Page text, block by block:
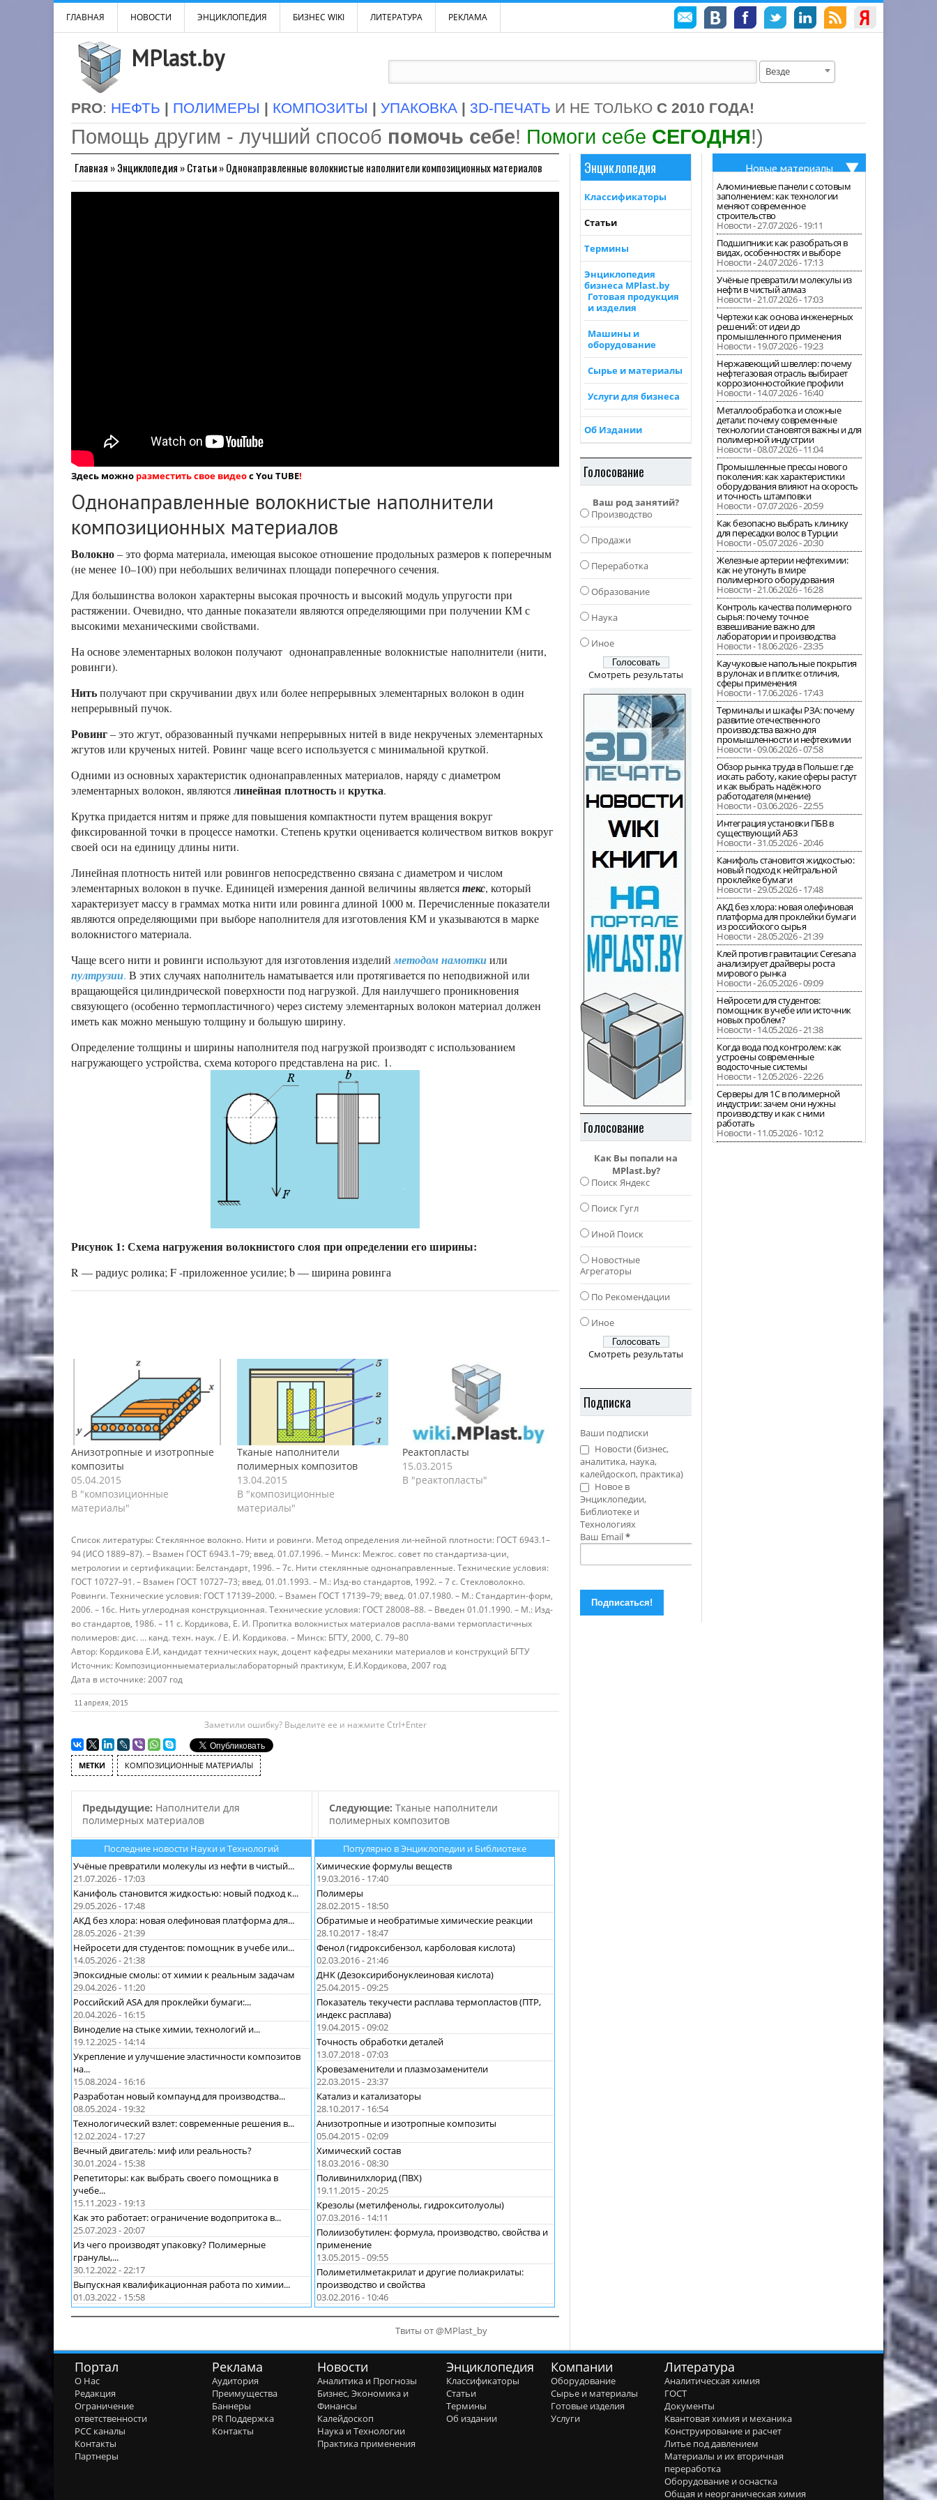
ГЛАВНАЯ НОВОСТИ ЭНЦИКЛОПЕДИЯ БИЗНЕС WIKI ЛИТЕРАТУРА РЕКЛАМА
MPlast.by Везде
PRO: НЕФТЬ | ПОЛИМЕРЫ | КОМПОЗИТЫ | УПАКОВКА | 3D-ПЕЧАТЬ И НЕ ТОЛЬКО С 2010 ГОДА!
Помощь другим - лучший способ помочь себе! Помоги себе СЕГОДНЯ!)
Главная »Энциклопедия »Статьи»Однонаправленные волокнистые наполнители композиционных материалов
Здесь можно разместить свое видеос You TUBE!
Однонаправленные волокнистые наполнители
композиционных материалов
Волокно– это форма материала, имеющая высокое отношение продольных размеров к поперечным
(не менее 10–100) при небольших величинах площади поперечного сечения.
Для большинства волокон характерны высокая прочность и высокий модуль упругости при
растяжении. Очевидно, что данные показатели являются определяющими при получении КМ с
высокими механическими свойствами.
На основе элементарных волокон получают однонаправленные волокнистые наполнители (нити,
ровинги).
Нитьполучают при скручивании двух или более непрерывных элементарных волокон в один
непрерывный пучок.
Ровинг– это жгут, образованный пучками непрерывных нитей в виде некрученых элементарных
жгутов или крученых нитей. Ровинг чаще всего используется с минимальной круткой.
Одними из основных характеристик однонаправленных материалов, наряду с диаметром
элементарных волокон, являютсялинейная плотностьи крутка.
Крутка придается нитям и пряже для повышения компактности путем вращения вокруг
фиксированной точки в процессе намотки. Степень крутки оценивается количеством витков вокруг
своей оси на единицу длины нити.
Линейная плотность нитей или ровингов непосредственно связана с диаметром и числом
элементарных волокон в пучке. Единицей измерения данной величины являетсятекс, который
характеризует массу в граммах мотка нити или ровинга длиной 1000 м. Перечисленные показатели
являются определяющими при выборе наполнителя для изготовления КМ и указываются в марке
волокнистого материала.
Чаще всего нити и ровинги используют для изготовления изделийметодом намоткиили
пултрузии. В этих случаях наполнитель наматывается или протягивается по неподвижной или
вращающейся цилиндрической поверхности под нагрузкой. Для наилучшего проникновения
связующего (особенно термопластичного) через систему элементарных волокон материал должен
иметь как можно меньшую толщину и большую ширину.
Определение толщины и ширины наполнителя под нагрузкой производят с использованием
нагружающего устройства, схема которого представлена на рис. 1.
Рисунок 1: Схема нагружения волокнистого слоя при определении его ширины:
R — радиус ролика; F -приложенное усилие; b — ширина ровинга
Анизотропные и изотропные
композиты
05.04.2015
В "композиционные
материалы"
Тканые наполнители
полимерных композитов
13.04.2015
В "композиционные
материалы"
Реактопласты
15.03.2015
В "реактопласты"
Список литературы:Стеклянное волокно. Нити и ровинги. Метод определения ли-нейной плотности: ГОСТ 6943.1–
94 (ИСО 1889–87). – Взамен ГОСТ 6943.1–79; введ. 01.07.1996. – Минск: Межгос. совет по стандартиза-ции,
метрологии и сертификации: Белстандарт, 1996. – 7с. Нити стеклянные однонаправленные. Технические условия:
ГОСТ 10727–91. – Взамен ГОСТ 10727–73; введ. 01.01.1993. – М.: Изд-во стандартов, 1992. – 7 с. Стекловолокно.
Ровинги. Технические условия: ГОСТ 17139–2000. – Взамен ГОСТ 17139–79; введ. 01.07.1980. – М.: Стандартин-форм,
2006. – 16с. Нить углеродная конструкционная. Технические условия: ГОСТ 28008–88. – Введен 01.01.1990. – М.: Изд-
во стандартов, 1986. – 11 с. Кордикова, Е. И. Пропитка волокнистых материалов распла-вами термопластичных
полимеров: дис. … канд. техн. наук. / Е. И. Кордикова. – Минск: БГТУ, 2000, С. 79–80
Автор: Кордикова Е.И, кандидат технических наук, доцент кафедры механики материалов и конструкций БГТУ
Источник: Композиционныематериалы:лабораторный практикум, Е.И.Кордикова, 2007 год
Дата в источнике:2007 год
11 апреля, 2015
Заметили ошибку? Выделите ее и нажмите Ctrl+Enter
МЕТКИ КОМПОЗИЦИОННЫЕ МАТЕРИАЛЫ
Предыдущие: Наполнители для
полимерных материалов
Следующие: Тканые наполнители
полимерных композитов
Последние новости Науки и Технологий
Учёные превратили молекулы из нефти в чистый...
21.07.2026 - 17:03
Канифоль становится жидкостью: новый подход к...
29.05.2026 - 17:48
АКД без хлора: новая олефиновая платформа для...
28.05.2026 - 21:39
Нейросети для студентов: помощник в учебе или...
14.05.2026 - 21:38
Эпоксидные смолы: от химии к реальным задачам
29.04.2026 - 11:20
Российский ASA для проклейки бумаги:...
20.04.2026 - 16:15
Виноделие на стыке химии, технологий и...
19.12.2025 - 14:14
Укрепление и улучшение эластичности композитов
на...
15.08.2024 - 16:16
Разработан новый компаунд для производства...
08.05.2024 - 19:32
Технологический взлет: современные решения в...
12.02.2024 - 17:27
Вечный двигатель: миф или реальность?
30.01.2024 - 15:38
Репетиторы: как выбрать своего помощника в
учебе...
15.11.2023 - 19:13
Как это работает: ограничение водопритока в...
25.07.2023 - 20:07
Из чего производят упаковку? Полимерные
гранулы,...
30.12.2022 - 22:17
Выпускная квалификационная работа по химии...
01.03.2022 - 15:58
Популярно в Энциклопедии и Библиотеке
Химические формулы веществ
19.03.2016 - 17:40
Полимеры
28.02.2015 - 18:50
Обратимые и необратимые химические реакции
28.10.2017 - 18:47
Фенол (гидроксибензол, карболовая кислота)
02.03.2016 - 21:46
ДНК (Дезоксирибонуклеиновая кислота)
25.04.2015 - 09:25
Показатель текучести расплава термопластов (ПТР,
индекс расплава)
19.04.2015 - 09:02
Точность обработки деталей
13.07.2018 - 07:03
Кровезаменители и плазмозаменители
22.03.2015 - 23:37
Катализ и катализаторы
28.10.2017 - 16:54
Анизотропные и изотропные композиты
05.04.2015 - 02:09
Химический состав
18.03.2016 - 08:30
Поливинилхлорид (ПВХ)
19.11.2015 - 20:25
Крезолы (метилфенолы, гидрокситолуолы)
07.03.2016 - 14:11
Полиизобутилен: формула, производство, свойства и
применение
13.05.2015 - 09:55
Полиметилметакрилат и другие полиакрилаты:
производство и свойства
03.02.2016 - 10:46
Твиты от @MPlast_by
Энциклопедия
Классификаторы
Статьи
Термины
Энциклопедия
бизнеса MPlast.by
Готовая продукция
и изделия
Машины и
оборудование
Сырье и материалы
Услуги для бизнеса
Об Издании
Голосование
Ваш род занятий?
Производство
Продажи
Переработка
Образование
Наука
Иное
Смотреть результаты
Голосование
Как Вы попали на
MPlast.by?
Поиск Яндекс
Поиск Гугл
Иной Поиск
Новостные
Агрегаторы
По Рекомендации
Иное
Смотреть результаты
Подписка
Ваши подписки
Новости (бизнес,
аналитика, наука,
калейдоскоп, практика)
Новое в
Энциклопедии,
Библиотеке и
Технологиях
Ваш Email*
Новые материалы
Алюминиевые панели с сотовым
заполнением: как технологии
меняют современное
строительство
Новости - 27.07.2026 - 19:11
Подшипники: как разобраться в
видах, особенностях и выборе
Новости - 24.07.2026 - 17:13
Учёные превратили молекулы из
нефти в чистый алмаз
Новости - 21.07.2026 - 17:03
Чертежи как основа инженерных
решений: от идеи до
промышленного применения
Новости - 19.07.2026 - 19:23
Нержавеющий швеллер: почему
нефтегазовая отрасль выбирает
коррозионностойкие профили
Новости - 14.07.2026 - 16:40
Металлообработка и сложные
детали: почему современные
технологии становятся важны и для
полимерной индустрии
Новости - 08.07.2026 - 11:04
Промышленные прессы нового
поколения: как характеристики
оборудования влияют на скорость
и точность штамповки
Новости - 07.07.2026 - 20:59
Как безопасно выбрать клинику
для пересадки волос в Турции
Новости - 05.07.2026 - 20:30
Железные артерии нефтехимии:
как не утонуть в мире
полимерного оборудования
Новости - 21.06.2026 - 16:28
Контроль качества полимерного
сырья: почему точное
взвешивание важно для
лаборатории и производства
Новости - 18.06.2026 - 23:35
Каучуковые напольные покрытия
в рулонах и в плитке: отличия,
сферы применения
Новости - 17.06.2026 - 17:43
Терминалы и шкафы РЗА: почему
развитие отечественного
производства важно для
промышленности и нефтехимии
Новости - 09.06.2026 - 07:58
Обзор рынка труда в Польше: где
искать работу, какие сферы растут
и как выбрать надёжного
работодателя (мнение)
Новости - 03.06.2026 - 22:55
Интеграция установки ПБВ в
существующий АБЗ
Новости - 31.05.2026 - 20:46
Канифоль становится жидкостью:
новый подход к нейтральной
проклейке бумаги
Новости - 29.05.2026 - 17:48
АКД без хлора: новая олефиновая
платформа для проклейки бумаги
из российского сырья
Новости - 28.05.2026 - 21:39
Клей против гравитации: Ceresana
анализирует драйверы роста
мирового рынка
Новости - 26.05.2026 - 09:09
Нейросети для студентов:
помощник в учебе или источник
новых проблем?
Новости - 14.05.2026 - 21:38
Когда вода под контролем: как
устроены современные
водосточные системы
Новости - 12.05.2026 - 22:26
Серверы для 1С в полимерной
индустрии: зачем они нужны
производству и как с ними
работать
Новости - 11.05.2026 - 10:12
Портал
О Нас
Редакция
Ограничение
ответственности
РСС каналы
Контакты
Партнеры
Реклама
Аудитория
Преимущества
Баннеры
PR Поддержка
Контакты
Новости
Аналитика и Прогнозы
Бизнес, Экономика и
Финансы
Калейдоскоп
Наука и Технологии
Практика применения
Энциклопедия
Классификаторы
Статьи
Термины
Об издании
Компании
Оборудование
Сырье и материалы
Готовые изделия
Услуги
Литература
Аналитическая химия
ГОСТ
Документы
Квантовая химия и механика
Конструирование и расчет
Литье под давлением
Материалы и их вторичная
переработка
Оборудование и оснастка
Общая и неорганическая химия